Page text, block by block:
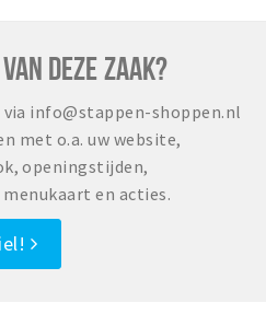
DEZE ZAAK?
info@stappen-shoppen.nl
met o.a. uw website,
openingstijden,
en acties.